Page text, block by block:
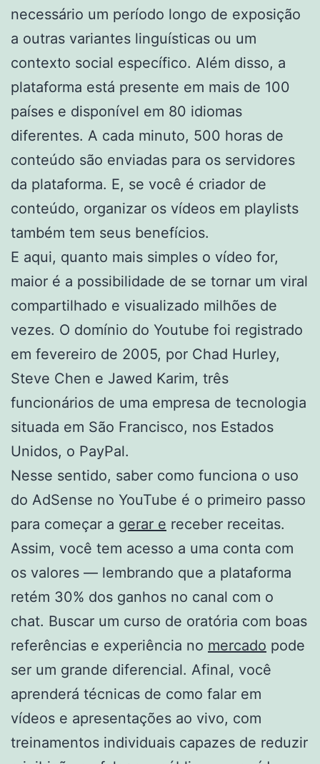
necessário um período longo de exposição
a outras variantes linguísticas ou um
contexto social específico. Além disso, a
plataforma está presente em mais de 100
países e disponível em 80 idiomas
diferentes. A cada minuto, 500 horas de
conteúdo são enviadas para os servidores
da plataforma. E, se você é criador de
conteúdo, organizar os vídeos em playlists
também tem seus benefícios.
E aqui, quanto mais simples o vídeo for,
maior é a possibilidade de se tornar um viral
compartilhado e visualizado milhões de
vezes. O domínio do Youtube foi registrado
em fevereiro de 2005, por Chad Hurley,
Steve Chen e Jawed Karim, três
funcionários de uma empresa de tecnologia
situada em São Francisco, nos Estados
Unidos, o PayPal.
Nesse sentido, saber como funciona o uso
do AdSense no YouTube é o primeiro passo
para começar a gerar e receber receitas.
Assim, você tem acesso a uma conta com
os valores — lembrando que a plataforma
retém 30% dos ganhos no canal com o
chat. Buscar um curso de oratória com boas
referências e experiência no mercado pode
ser um grande diferencial. Afinal, você
aprenderá técnicas de como falar em
vídeos e apresentações ao vivo, com
treinamentos individuais capazes de reduzir